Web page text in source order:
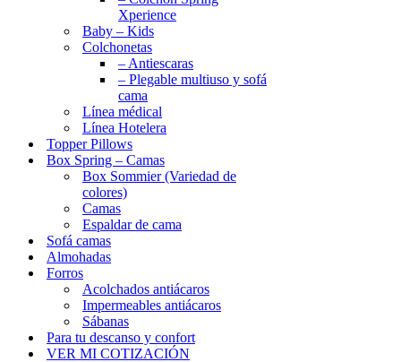
Xperience
Baby – Kids
Colchonetas
– Antiescaras
– Plegable multiuso y sofá
cama
Línea médical
Línea Hotelera
Topper Pillows
Box Spring – Camas
Box Sommier (Variedad de
colores)
Camas
Espaldar de cama
Sofá camas
Almohadas
Forros
Acolchados antiácaros
Impermeables antiácaros
Sábanas
Para tu descanso y confort
VER MI COTIZACIÓN